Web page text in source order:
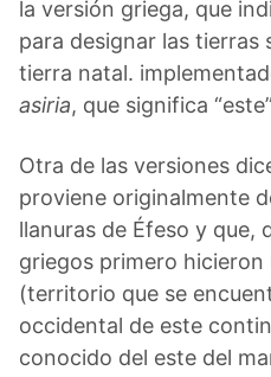
la versión griega, que
para designar las tierras
tierra natal.
asiria, que significa
Otra de las versiones
proviene originalmente
llanuras de Éfeso y que,
griegos primero
(territorio que se
occidental de este
conocido del este del